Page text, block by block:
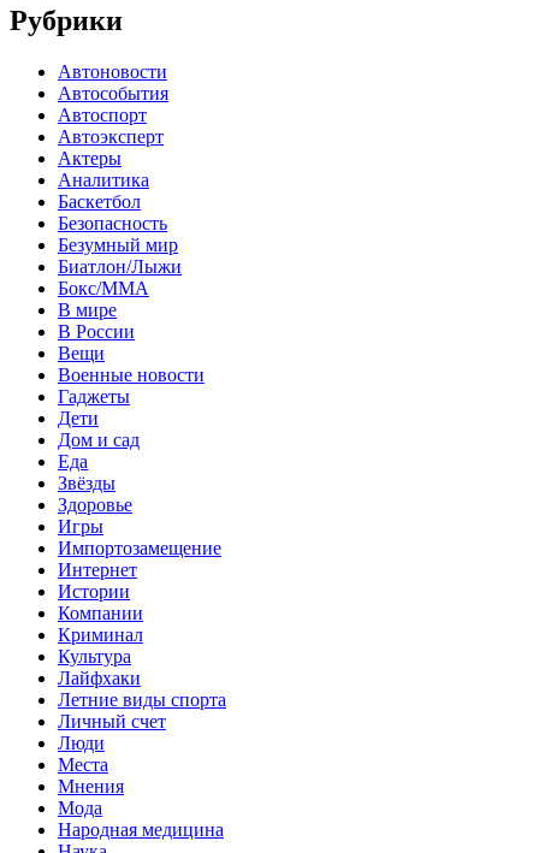
Рубрики
Автоновости
Автособытия
Автоспорт
Автоэксперт
Актеры
Аналитика
Баскетбол
Безопасность
Безумный мир
Биатлон/Лыжи
Бокс/MMA
В мире
В России
Вещи
Военные новости
Гаджеты
Дети
Дом и сад
Еда
Звёзды
Здоровье
Игры
Импортозамещение
Интернет
Истории
Компании
Криминал
Культура
Лайфхаки
Летние виды спорта
Личный счет
Люди
Места
Мнения
Мода
Народная медицина